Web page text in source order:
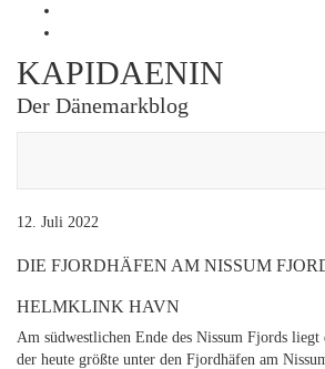
auf
Facebook
kapidaenin
auf
KAPIDAENIN
Der Dänemarkblog
12. Juli 2022
DIE FJORDHÄFEN AM NISSUM
HELMKLINK HAVN
Am südwestlichen Ende des Nissum Fjords
der heute größte unter den Fjordhäfen am